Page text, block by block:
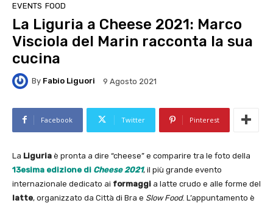
EVENTS FOOD
La Liguria a Cheese 2021: Marco
Visciola del Marin racconta la sua
cucina
By Fabio Liguori 9 Agosto 2021
Facebook Twitter Pinterest
La Liguria è pronta a dire “cheese” e comparire tra le foto della
13esima edizione di Cheese 2021, il più grande evento
internazionale dedicato ai formaggi a latte crudo e alle forme del
latte, organizzato da Città di Bra e Slow Food. L’appuntamento è